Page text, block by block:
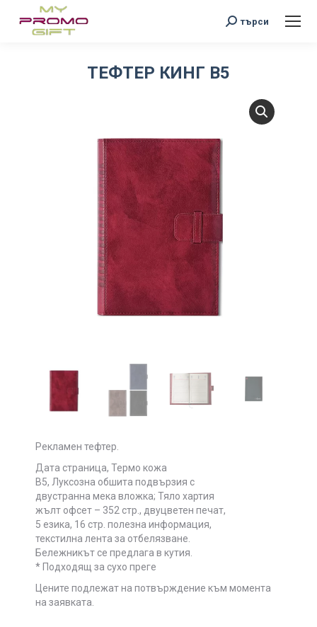
Search:
търси
ТЕФТЕР КИНГ B5
Рекламен тефтер.
Дата страница, Термо кожа
B5, Луксозна обшита подвързия с
двустранна мека вложка; Тяло хартия
жълт офсет – 352 стр., двуцветен печат,
5 езика, 16 стр. полезна информация,
текстилна лента за отбелязване.
Бележникът се предлага в кутия.
* Подходящ за сухо преге
Цените подлежат на потвърждение към момента
на заявката.